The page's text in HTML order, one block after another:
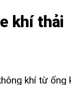
khí thải
khí từ ống